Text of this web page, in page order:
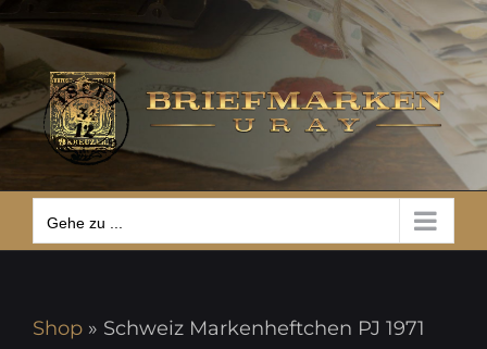
Zum
Inhalt
springen
Gehe zu ...
Gehe zu ...
Shop » Schweiz Markenheftchen PJ 1971